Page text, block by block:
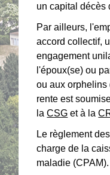
un capital décès
Par ailleurs,
accord collectif,
engagement
l'époux(se) ou
ou aux orphelins
rente est
laCSG et à la
Le règlement
charge de la
maladie (CPAM).